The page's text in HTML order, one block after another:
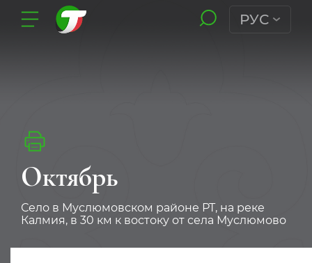
РУС
Октябрь
Село в Муслюмовском районе РТ, на реке
Калмия, в 30 км к востоку от села Муслюмово